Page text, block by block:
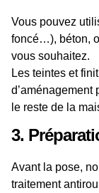
Vous pouvez
foncé…), béton,
vous souhaitez.
Les teintes et
d’aménagement
le reste de la
3.
Avant la pose,
traitement